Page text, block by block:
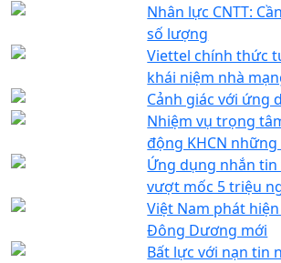
Nhân lực CNTT:
số lượng
Viettel chính thức
khái niệm nhà
Cảnh giác với ứng
Nhiệm vụ trọng
động KHCN
Ứng dụng nhắn
vượt mốc 5 triệu
Việt Nam phát
Đông Dương mới
Bất lực với nạn tin